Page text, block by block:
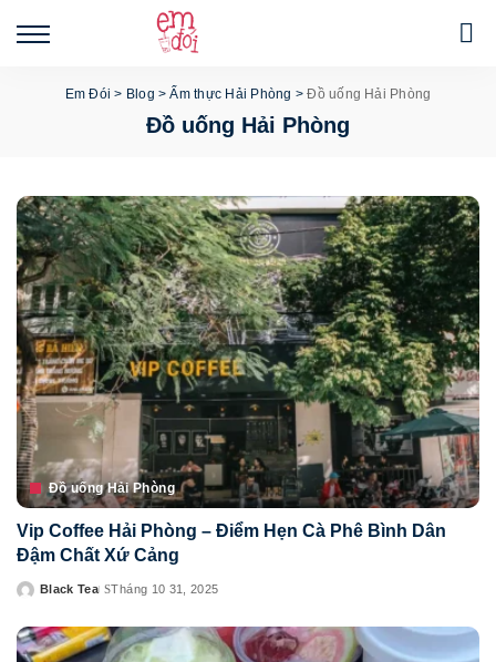
Em Đói > Blog >Ẩm thực Hải Phòng >Đồ uống Hải Phòng
Đồ uống Hải Phòng
Đồ uống Hải Phòng
Vip Coffee Hải Phòng – Điểm Hẹn Cà Phê Bình Dân
Đậm Chất Xứ Cảng
Posted
Black Tea Tháng 10 31, 2025